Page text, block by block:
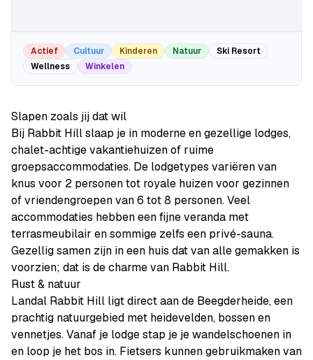
Actief Cultuur Kinderen Natuur
Ski Resort
Wellness
Winkelen
Slapen zoals jij dat wil
Bij Rabbit Hill slaap je in moderne en gezellige lodges,
chalet-achtige vakantiehuizen of ruime
groepsaccommodaties. De lodgetypes variëren van
knus voor 2 personen tot royale huizen voor gezinnen
of vriendengroepen van 6 tot 8 personen. Veel
accommodaties hebben een fijne veranda met
terrasmeubilair en sommige zelfs een privé-sauna.
Gezellig samen zijn in een huis dat van alle gemakken is
voorzien; dat is de charme van Rabbit Hill.
Rust & natuur
Landal Rabbit Hill ligt direct aan de Beegderheide, een
prachtig natuurgebied met heidevelden, bossen en
vennetjes. Vanaf je lodge stap je je wandelschoenen in
en loop je het bos in. Fietsers kunnen gebruikmaken van